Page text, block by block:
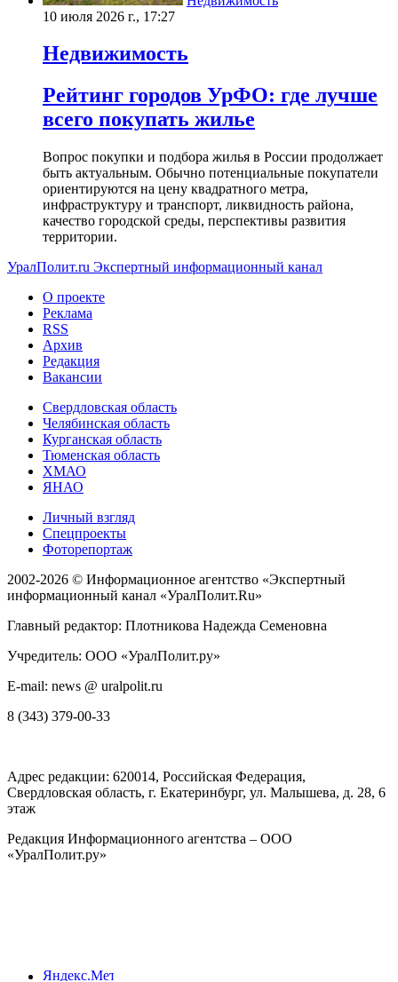
10 июля 2026 г., 17:27
Недвижимость
Рейтинг городов УрФО: где лучше
всего покупать жилье
Вопрос покупки и подбора жилья в России продолжает
быть актуальным. Обычно потенциальные покупатели
ориентируются на цену квадратного метра,
инфраструктуру и транспорт, ликвидность района,
качество городской среды, перспективы развития
территории.
УралПолит.ru Экспертный информационный канал
О проекте
Реклама
RSS
Архив
Редакция
Вакансии
Свердловская область
Челябинская область
Курганская область
Тюменская область
ХМАО
ЯНАО
Личный взгляд
Спецпроекты
Фоторепортаж
2002-2026 © Информационное агентство «Экспертный
информационный канал «УралПолит.Ru»
Главный редактор: Плотникова Надежда Семеновна
Учредитель: ООО «УралПолит.ру»
E-mail: news @ uralpolit.ru
8 (343) 379-00-33
Адрес редакции: 620014, Российская Федерация,
Свердловская область, г. Екатеринбург, ул. Малышева, д. 28, 6
этаж
Редакция Информационного агентства – ООО
«УралПолит.ру»